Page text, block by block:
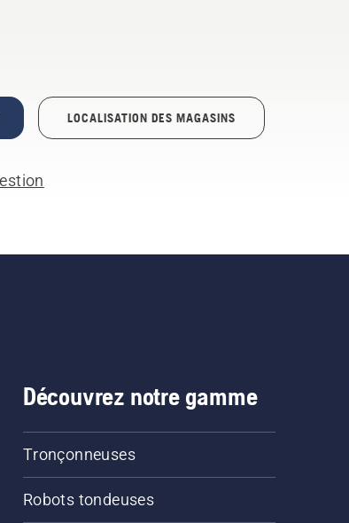
LOCALISATION DES MAGASINS
Découvrez notre gamme
Tronçonneuses
Robots tondeuses